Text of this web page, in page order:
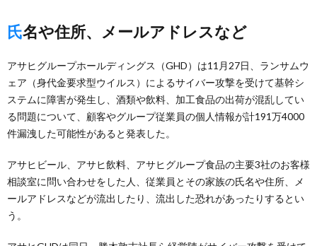
氏名や住所、メールアドレスなど
アサヒグループホールディングス（GHD）は11月27日、ランサムウ
ェア（身代金要求型ウイルス）によるサイバー攻撃を受けて基幹シ
ステムに障害が発生し、酒類や飲料、加工食品の出荷が混乱してい
る問題について、顧客やグループ従業員の個人情報が計191万4000
件漏洩した可能性があると発表した。
アサヒビール、アサヒ飲料、アサヒグループ食品の主要3社のお客様
相談室に問い合わせをした人、従業員とその家族の氏名や住所、メ
ールアドレスなどが流出したり、流出した恐れがあったりするとい
う。